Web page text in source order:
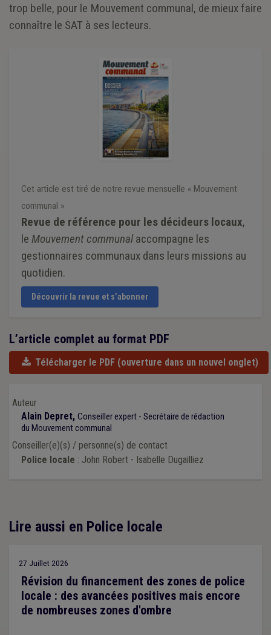
trop belle, pour le Mouvement communal, de mieux faire
connaître le SAT à ses lecteurs.
Cet article est tiré de notre revue mensuelle « Mouvement
communal »
Revue de référence pour les décideurs locaux,
le Mouvement communalaccompagne les
gestionnaires communaux dans leurs missions au
quotidien.
Découvrir la revue et s’abonner
L’article complet au format PDF
Télécharger le PDF (ouverture dans un nouvel onglet)
Auteur
Alain Depret, Conseiller expert - Secrétaire de rédaction
du Mouvement communal
Conseiller(e)(s) / personne(s) de contact
Police locale : John Robert - Isabelle Dugailliez
Lire aussi en Police locale
27 Juillet 2026
Révision du financement des zones de police
locale : des avancées positives mais encore
de nombreuses zones d'ombre